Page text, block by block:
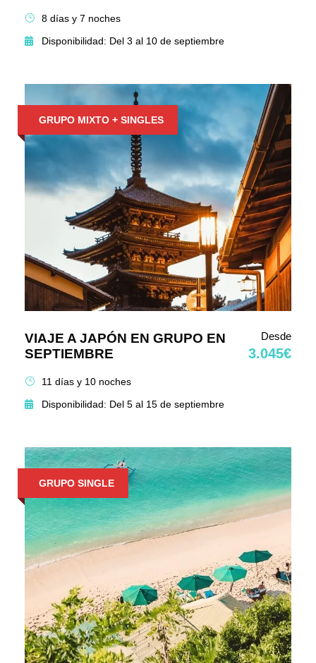
8 días y 7 noches
Disponibilidad: Del 3 al 10 de septiembre
GRUPO MIXTO + SINGLES
VIAJE A JAPÓN EN GRUPO EN
SEPTIEMBRE
Desde
3.045€
11 días y 10 noches
Disponibilidad: Del 5 al 15 de septiembre
GRUPO SINGLE